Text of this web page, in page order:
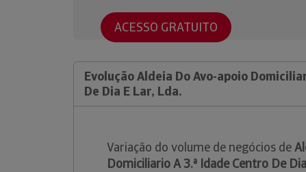
ACESSO GRATUITO
Evolução Aldeia Do Avo-apoio
De Dia E Lar, Lda.
Variação do volume de negócios de
Domiciliario A 3.ª Idade Centro De